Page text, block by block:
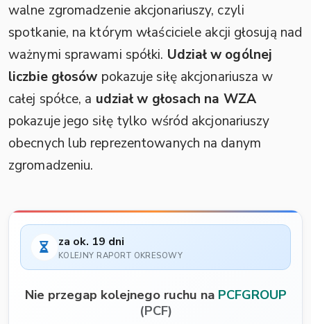
walne zgromadzenie akcjonariuszy, czyli
spotkanie, na którym właściciele akcji głosują nad
ważnymi sprawami spółki. Udział w ogólnej
liczbie głosów pokazuje siłę akcjonariusza w
całej spółce, a udział w głosach na WZA
pokazuje jego siłę tylko wśród akcjonariuszy
obecnych lub reprezentowanych na danym
zgromadzeniu.
za ok. 19 dni
KOLEJNY RAPORT OKRESOWY
Nie przegap kolejnego ruchu na PCFGROUP
(PCF)